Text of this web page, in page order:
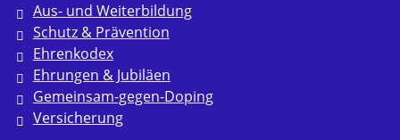
Aus- und Weiterbildung
Schutz & Prävention
Ehrenkodex
Ehrungen & Jubiläen
Gemeinsam-gegen-Doping
Versicherung